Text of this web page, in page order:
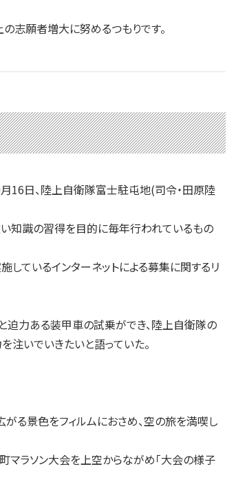
志願者増大に努めるつもりです。
日、陸上自衛隊富士駐屯地(司令・田原陸
知識の習得を目的に毎年行われているもの
ているインターネットによる募集に関するリ
力ある装甲車の試乗ができ、陸上自衛隊の
いでいきたいと語っていた。
る景色をフィルムにおさめ、空の旅を満喫し
ラソン大会を上空からながめ「大会の様子